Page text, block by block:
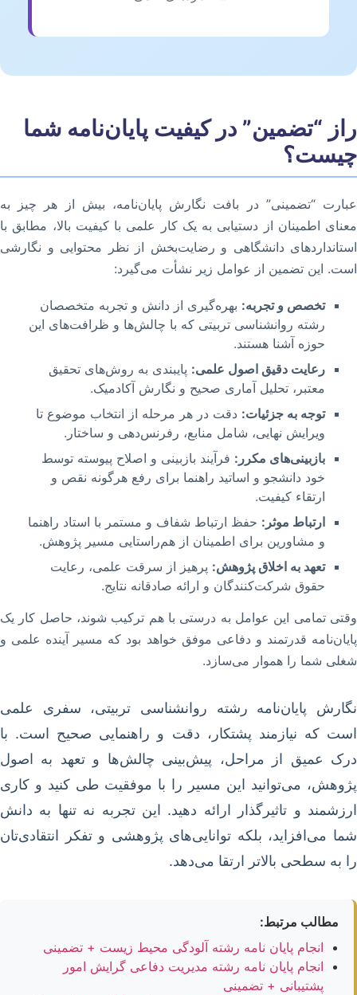
راز “تضمین” در کیفیت پایان‌نامه شما
چیست؟
عبارت “تضمینی” در بافت نگارش پایان‌نامه، بیش از هر چیز به
معنای اطمینان از دستیابی به یک کار علمی با کیفیت بالا، مطابق با
استانداردهای دانشگاهی و رضایت‌بخش از نظر محتوایی و نگارشی
است. این تضمین از عوامل زیر نشأت می‌گیرد:
تخصص و تجربه: بهره‌گیری از دانش و تجربه متخصصان
رشته روانشناسی تربیتی که با چالش‌ها و ظرافت‌های این
حوزه آشنا هستند.
رعایت دقیق اصول علمی: پایبندی به روش‌های تحقیق
معتبر، تحلیل آماری صحیح و نگارش آکادمیک.
توجه به جزئیات: دقت در هر مرحله از انتخاب موضوع تا
ویرایش نهایی، شامل منابع، رفرنس‌دهی و ساختار.
بازبینی‌های مکرر: فرآیند بازبینی و اصلاح پیوسته توسط
خود دانشجو و اساتید راهنما برای رفع هرگونه نقص و
ارتقاء کیفیت.
ارتباط موثر: حفظ ارتباط شفاف و مستمر با استاد راهنما
و مشاورین برای اطمینان از هم‌راستایی مسیر پژوهش.
تعهد به اخلاق پژوهش: پرهیز از سرقت علمی، رعایت
حقوق شرکت‌کنندگان و ارائه صادقانه نتایج.
وقتی تمامی این عوامل به درستی با هم ترکیب شوند، حاصل کار یک
پایان‌نامه قدرتمند و دفاعی موفق خواهد بود که مسیر آینده علمی و
شغلی شما را هموار می‌سازد.
نگارش پایان‌نامه رشته روانشناسی تربیتی، سفری علمی
است که نیازمند پشتکار، دقت و راهنمایی صحیح است. با
درک عمیق از مراحل، پیش‌بینی چالش‌ها و تعهد به اصول
پژوهش، می‌توانید این مسیر را با موفقیت طی کنید و کاری
ارزشمند و تاثیرگذار ارائه دهید. این تجربه نه تنها به دانش
شما می‌افزاید، بلکه توانایی‌های پژوهشی و تفکر انتقادی‌تان
را به سطحی بالاتر ارتقا می‌دهد.
مطالب مرتبط:
انجام پایان نامه رشته آلودگی محیط زیست + تضمینی
انجام پایان نامه رشته مدیریت دفاعی گرایش امور
پشتیبانی + تضمینی